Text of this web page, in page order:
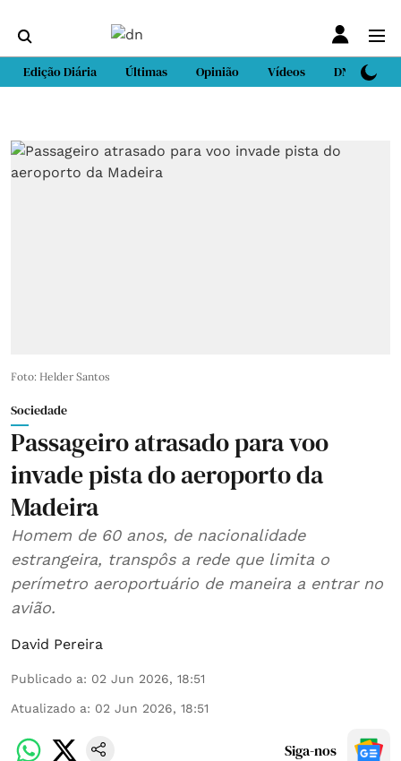
Edição Diária Últimas Opinião Vídeos DN Sport
Foto: Helder Santos
Sociedade
Passageiro atrasado para voo
invade pista do aeroporto da
Madeira
Homem de 60 anos, de nacionalidade
estrangeira, transpôs a rede que limita o
perímetro aeroportuário de maneira a entrar no
avião.
David Pereira
Publicado a: 02 Jun 2026, 18:51
Atualizado a: 02 Jun 2026, 18:51
Siga-nos